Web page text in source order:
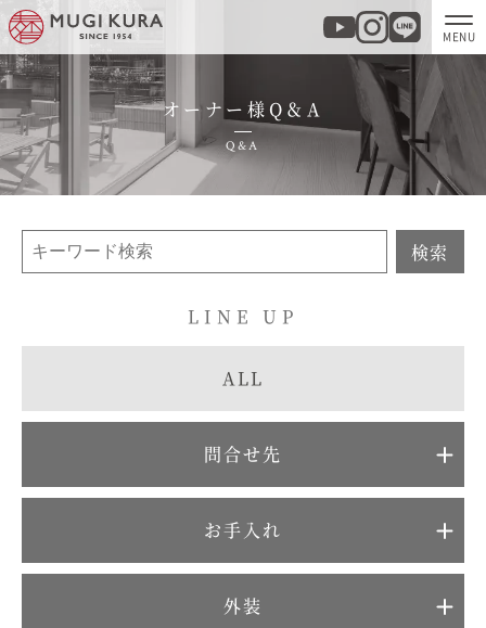
ホーム
分譲地・建売情報
モデルハウス
オーナー様Q＆A
Q&A
検索
LINE UP
ALL
問合せ先
お手入れ
外装